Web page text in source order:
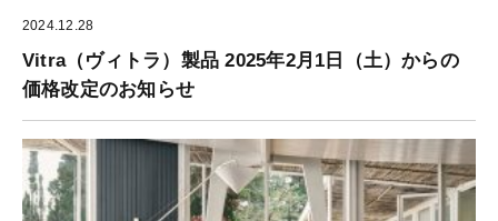
2024.12.28
Vitra（ヴィトラ）製品 2025年2月1日（土）からの
価格改定のお知らせ